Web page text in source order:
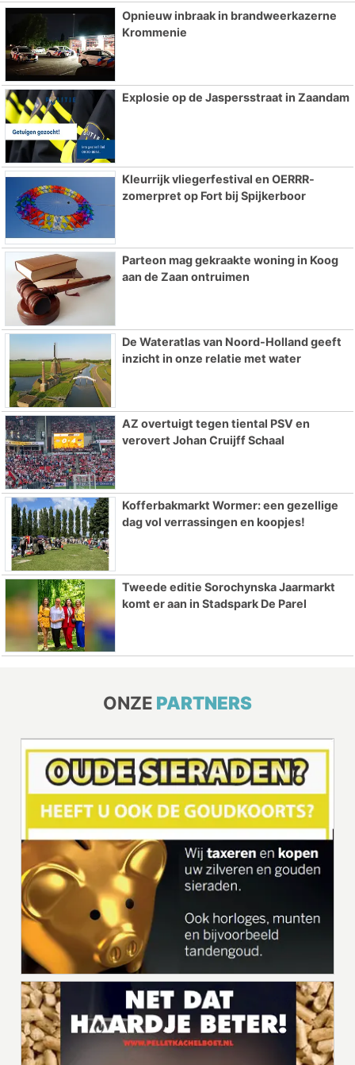
Opnieuw inbraak in brandweerkazerne
Krommenie
Explosie op de Jaspersstraat in Zaandam
Kleurrijk vliegerfestival en OERRR-
zomerpret op Fort bij Spijkerboor
Parteon mag gekraakte woning in Koog
aan de Zaan ontruimen
De Wateratlas van Noord-Holland geeft
inzicht in onze relatie met water
AZ overtuigt tegen tiental PSV en
verovert Johan Cruijff Schaal
Kofferbakmarkt Wormer: een gezellige
dag vol verrassingen en koopjes!
Tweede editie Sorochynska Jaarmarkt
komt er aan in Stadspark De Parel
ONZE PARTNERS